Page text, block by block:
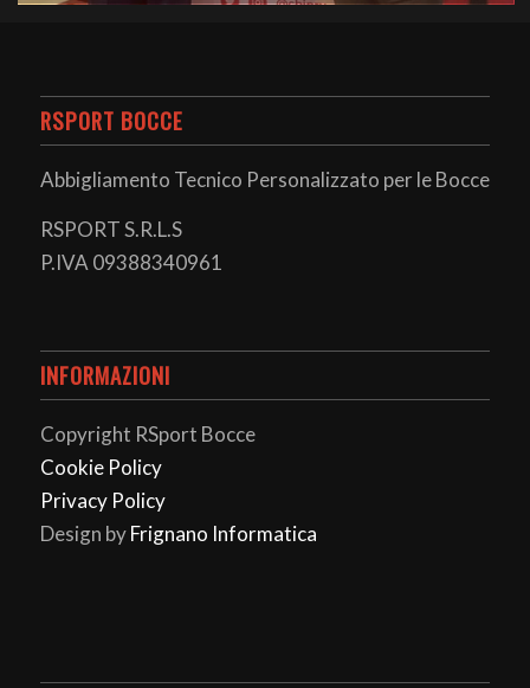
RSPORT BOCCE
Abbigliamento Tecnico Personalizzato per le Bocce
RSPORT S.R.L.S
P.IVA 09388340961
INFORMAZIONI
Copyright RSport Bocce
Cookie Policy
Privacy Policy
Design byFrignano Informatica